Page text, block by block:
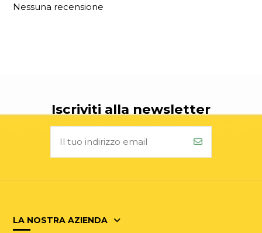
Nessuna recensione
Iscriviti alla newsletter
LA NOSTRA AZIENDA